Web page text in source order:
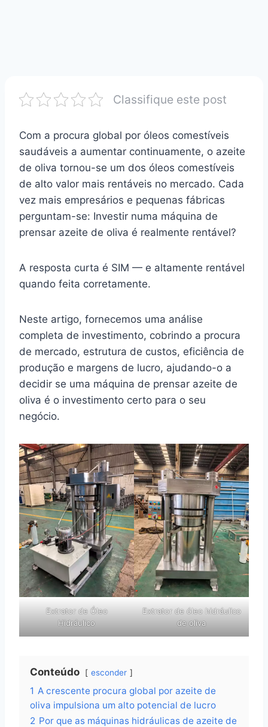
Classifique este post
Com a procura global por óleos comestíveis
saudáveis a aumentar continuamente, o azeite
de oliva tornou-se um dos óleos comestíveis
de alto valor mais rentáveis no mercado. Cada
vez mais empresários e pequenas fábricas
perguntam-se: Investir numa máquina de
prensar azeite de oliva é realmente rentável?
A resposta curta é SIM — e altamente rentável
quando feita corretamente.
Neste artigo, fornecemos uma análise
completa de investimento, cobrindo a procura
de mercado, estrutura de custos, eficiência de
produção e margens de lucro, ajudando-o a
decidir se uma máquina de prensar azeite de
oliva é o investimento certo para o seu
negócio.
Extrator de Óleo
Hidráulico
Extrator de óleo hidráulico
de oliva
Conteúdo esconder
1 A crescente procura global por azeite de
oliva impulsiona um alto potencial de lucro
2 Por que as máquinas hidráulicas de azeite de